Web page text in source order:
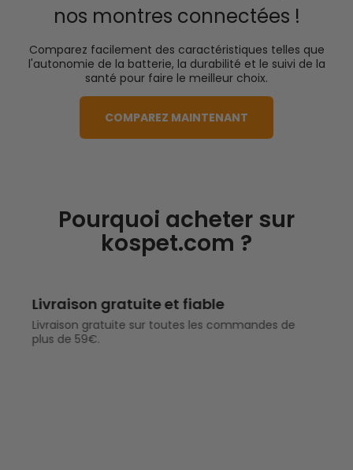
nos montres connectées !
Comparez facilement des caractéristiques telles que
l'autonomie de la batterie, la durabilité et le suivi de la
santé pour faire le meilleur choix.
COMPAREZ MAINTENANT
Pourquoi acheter sur
kospet.com ?
Livraison gratuite et fiable
Livraison gratuite sur toutes les commandes de
plus de 59€.